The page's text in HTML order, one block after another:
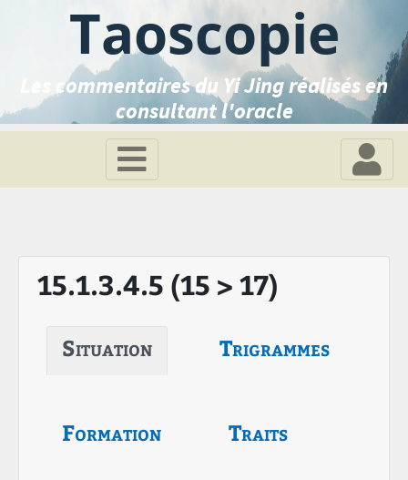
Taoscopie
Les commentaires du Yi Jing réalisés en
consultant l'oracle
15.1.3.4.5 (15 > 17)
Situation Trigrammes
Formation Traits